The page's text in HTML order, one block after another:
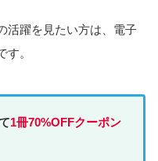
活躍を見たい方は、電子
す。
1冊70%OFFクーポン